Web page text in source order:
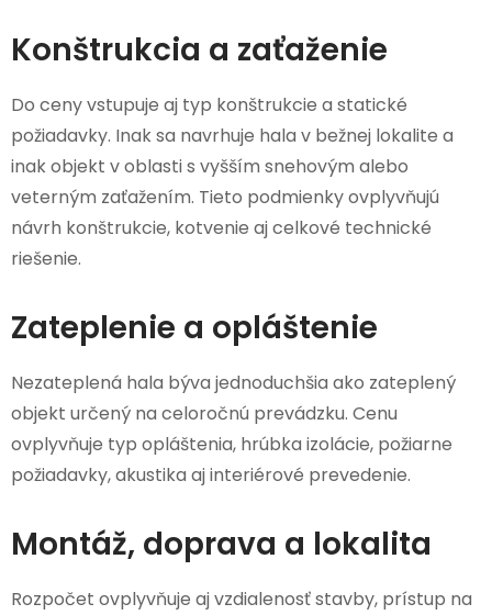
Konštrukcia a zaťaženie
Do ceny vstupuje aj typ konštrukcie a statické
požiadavky. Inak sa navrhuje hala v bežnej lokalite a
inak objekt v oblasti s vyšším snehovým alebo
veterným zaťažením. Tieto podmienky ovplyvňujú
návrh konštrukcie, kotvenie aj celkové technické
riešenie.
Zateplenie a opláštenie
Nezateplená hala býva jednoduchšia ako zateplený
objekt určený na celoročnú prevádzku. Cenu
ovplyvňuje typ opláštenia, hrúbka izolácie, požiarne
požiadavky, akustika aj interiérové prevedenie.
Montáž, doprava a lokalita
Rozpočet ovplyvňuje aj vzdialenosť stavby, prístup na